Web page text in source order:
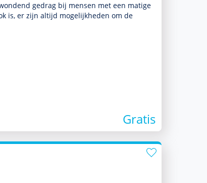
gedrag bij mensen met een matige
is, er zijn altijd moge­lijk­heden om de
Gratis